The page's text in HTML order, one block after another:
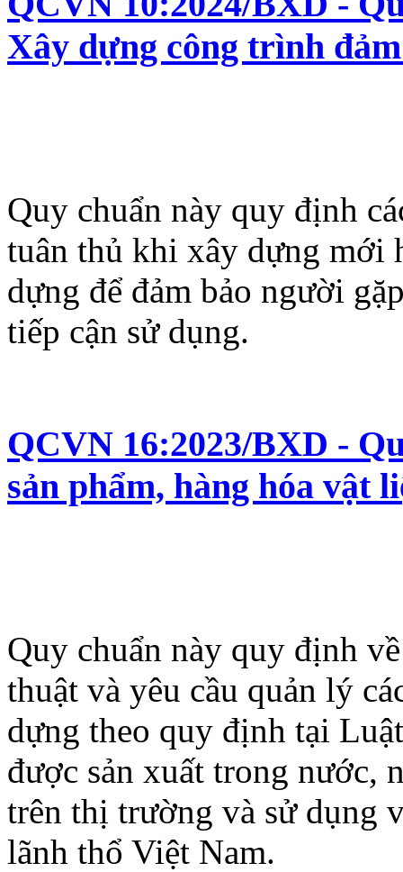
Xây dựng công trình
Quy chuẩn này quy định
tuân thủ khi xây dựng mới
dựng để đảm bảo người
tiếp cận sử dụng.
QCVN 16:2023/BXD -
sản phẩm, hàng hóa vật
Quy chuẩn này quy định
thuật và yêu cầu quản lý
dựng theo quy định tại
được sản xuất trong nước,
trên thị trường và sử dụng
lãnh thổ Việt Nam.